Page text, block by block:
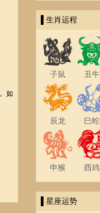
如
▌生肖运程
子鼠 丑牛
辰龙 巳蛇
申猴 酉鸡
▌星座运势